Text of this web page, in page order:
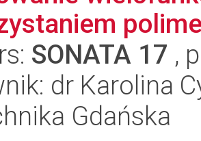
SONATA 17 ,
dr Karolina
Gdańska